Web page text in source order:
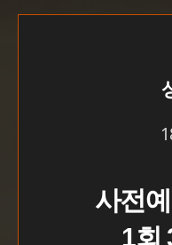
사전
1회